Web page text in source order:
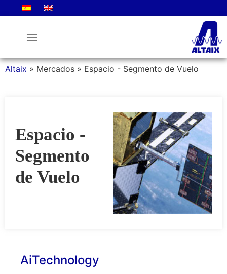
Altaix » Mercados » Espacio - Segmento de Vuelo
Espacio -
Segmento
de Vuelo
AiTechnology